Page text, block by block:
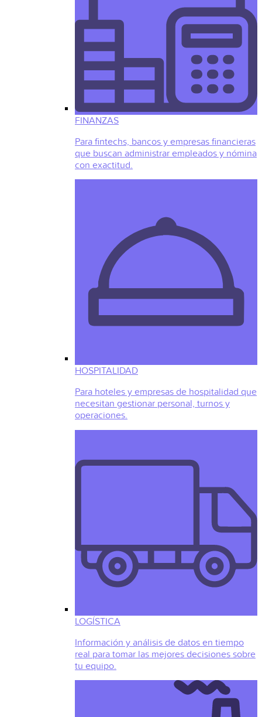
FINANZAS
Para fintechs, bancos y empresas financieras
que buscan administrar empleados y nómina
con exactitud.
HOSPITALIDAD
Para hoteles y empresas de hospitalidad que
necesitan gestionar personal, turnos y
operaciones.
LOGÍSTICA
Información y análisis de datos en tiempo
real para tomar las mejores decisiones sobre
tu equipo.